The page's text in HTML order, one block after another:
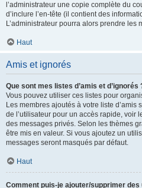
l’administrateur une copie complète du
d’inclure l’en-tête (il contient des
L’administrateur pourra alors prendre les
Haut
Amis et ignorés
Que sont mes listes d’amis et d’ignorés
Vous pouvez utiliser ces listes pour
Les membres ajoutés à votre liste d’amis
de l’utilisateur pour un accès rapide, voir
des messages privés. Selon les thèmes
être mis en valeur. Si vous ajoutez un
messages seront masqués par défaut.
Haut
Comment puis-je ajouter/supprimer